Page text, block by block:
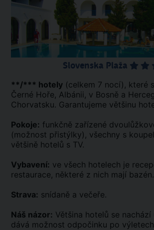
Slovenska Plaža
**/*** hotely (celkem 7 nocí), které
Černé Hoře, Albánii, v Bosně a
Chorvatsku. Garantujeme většinu
Pokoje: funkčně zařízené
(možnost přistýlky), všechny s
většině hotelů s TV.
Vybavení: ve všech hotelech je
restaurace, některé z nich mají bazén.
Strava: snídaně a večeře.
Náš názor: Většina hotelů se nachází
dává možnost odpočinku po